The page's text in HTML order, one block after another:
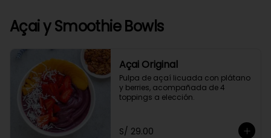
Açai y Smoothie Bowls
Açai Original
Pulpa de açaí licuada con plátano
y berries, acompañada de 4
toppings a elección.
S/ 29.00